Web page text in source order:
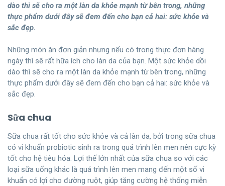
dào thì sẽ cho ra một làn da khỏe mạnh từ bên trong, những
thực phẩm dưới đây sẽ đem đến cho bạn cả hai: sức khỏe và
sắc đẹp.
Những món ăn đơn giản nhưng nếu có trong thực đơn hàng
ngày thì sẽ rất hữa ích cho làn da của bạn. Một sức khỏe dồi
dào thì sẽ cho ra một làn da khỏe mạnh từ bên trong, những
thực phẩm dưới đây sẽ đem đến cho bạn cả hai: sức khỏe và
sắc đẹp.
Sữa chua
Sữa chua rất tốt cho sức khỏe và cả làn da, bởi trong sữa chua
có vi khuẩn probiotic sinh ra trong quá trình lên men nên cực kỳ
tốt cho hệ tiêu hóa. Lợi thế lớn nhất của sữa chua so với các
loại sữa uống khác là quá trình lên men mang đến một số vi
khuẩn có lợi cho đường ruột, giúp tăng cường hệ thống miễn